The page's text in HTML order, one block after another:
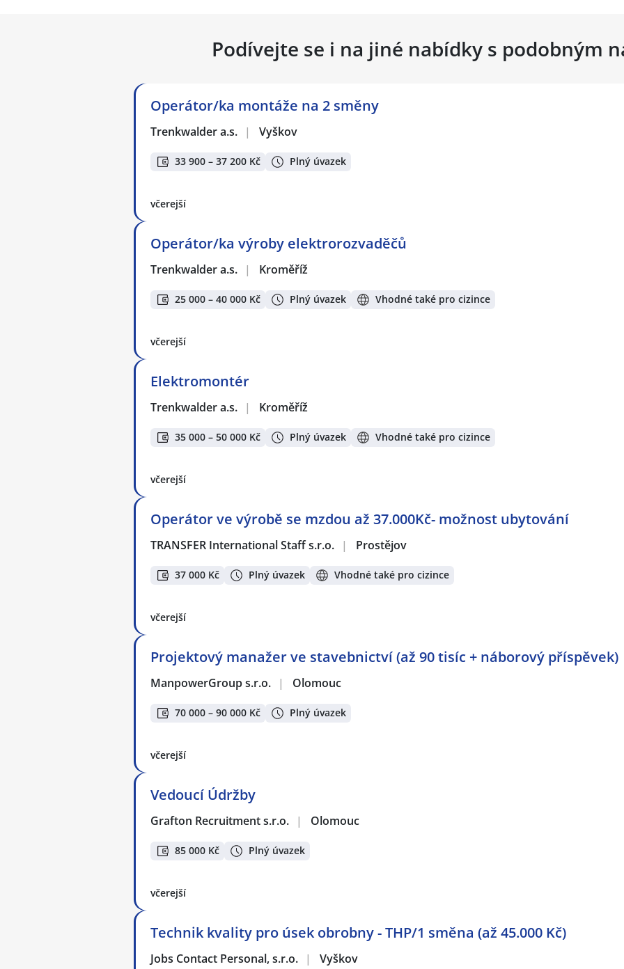
Podívejte se i na jiné nabídky s podobným
Operátor/ka montáže na 2 směny
Trenkwalder a.s. | Vyškov
33 900 – 37 200 Kč Plný úvazek
včerejší
Operátor/ka výroby elektrorozvaděčů
Trenkwalder a.s. | Kroměříž
25 000 – 40 000 Kč Plný úvazek Vhodné také pro cizince
včerejší
Elektromontér
Trenkwalder a.s. | Kroměříž
35 000 – 50 000 Kč Plný úvazek Vhodné také pro cizince
včerejší
Operátor ve výrobě se mzdou až 37.000Kč- možnost ubytování
TRANSFER International Staff s.r.o. | Prostějov
37 000 Kč Plný úvazek Vhodné také pro cizince
včerejší
Projektový manažer ve stavebnictví (až 90 tisíc + náborový příspěvek)
ManpowerGroup s.r.o. | Olomouc
70 000 – 90 000 Kč Plný úvazek
včerejší
Vedoucí Údržby
Grafton Recruitment s.r.o. | Olomouc
85 000 Kč Plný úvazek
včerejší
Technik kvality pro úsek obrobny - THP/1 směna (až 45.000 Kč)
Jobs Contact Personal, s.r.o. | Vyškov